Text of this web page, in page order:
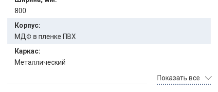
800
Корпус:
МДФ в пленке ПВХ
Каркас:
Металлический
Показать все